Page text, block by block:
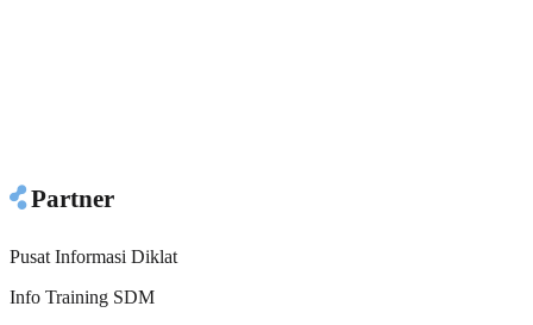
Partner
Pusat Informasi Diklat
Info Training SDM